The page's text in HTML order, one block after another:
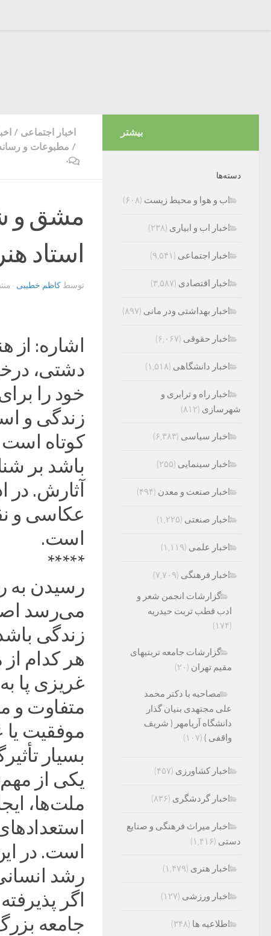
اخبار اجتماعی /
/ مطبوعات و
۰
مشق و
استاد
توسط کاظم خطیبی ·
اشاره: از
دشتی،
خود را
زندگی و
کوتاه
باشد بر
آثارش. در
عکاسی و
است.
*****
رسیدن به
می‌رسد
زندگی
هر کدام از
غریزی پا
متفاوت و
موفقیت
بسیار
یکی از
ملت‌ها،
است. در
رشد
اگر
جامعه
بیشتر
دسته‌ها
اب و هوا و محیط زیست (۶۰۸)
اخبار اب و ابیاری (۲۳۸)
اخبار اجتماعی (۹,۵۴۱)
اخبار اقتصادی (۳,۵۸۷)
اخبار بهداشتی ودر مانی (۸۹۷)
اخبار حقوقی (۶,۰۶۷)
اخبار دانشگاهی (۱,۵۱۸)
اخبار راه و ترابری و
شهرسازی (۸۱۲)
اخبار سیاسی (۶,۳۸۳)
اخبار سینمایی (۲۵۵)
اخبار صنعت و معدن (۴۹۴)
اخبار صنعتی (۱,۲۲۵)
اخبار علمی (۱,۱۱۹)
اخبار فرهنگی (۷,۷۰۹)
گزارشات انجمن شعر و
ادب قطب تربت حیدریه
(۱۷۴)
گزارشات جامعه تربتیهای
مقیم تهران (۲۰)
مصاحبه با دکتر محمد
علی مجتهدی بنیان گذار
دانشگاه آریامهر ( شریف
واقفی ) (۱۰۷)
اخبار کشاورزی (۴۵۷)
اخبار گردشگری (۸۳۶)
اخبار میراث فرهنگی و صنایع
دستی (۱,۴۱۶)
اخبار هنری (۱,۴۷۹)
اخبار ورزشی (۱۲۷)
اطلاعیه ها (۳۴۸)